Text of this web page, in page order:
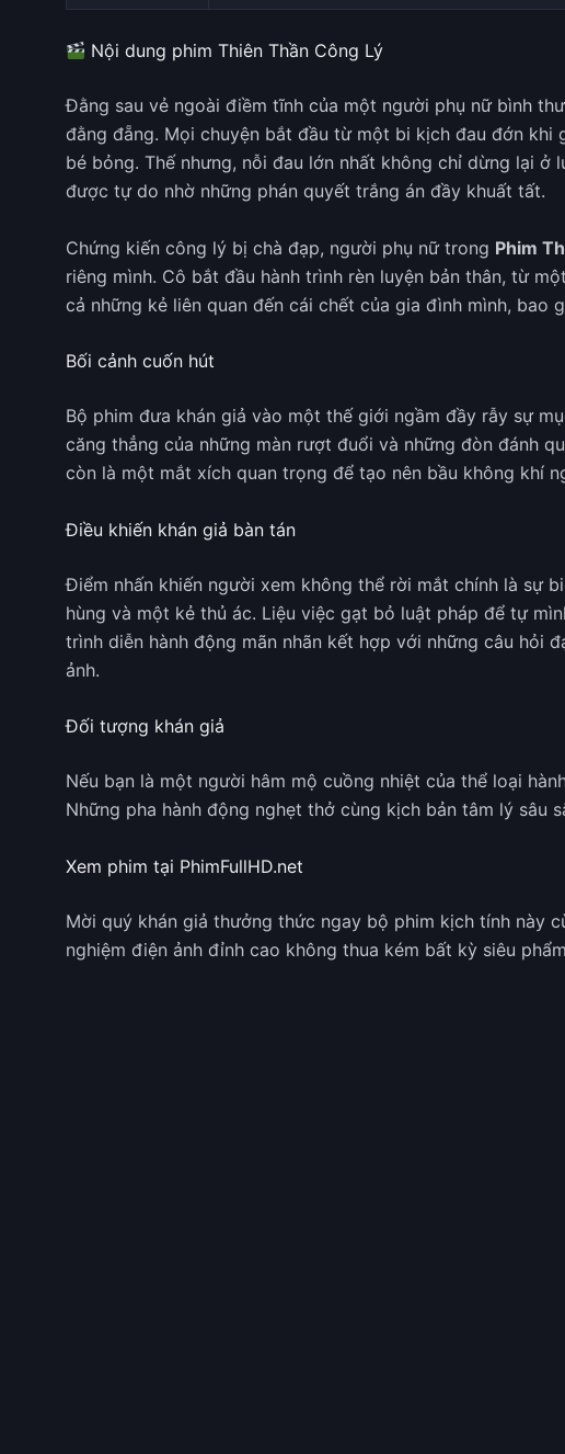
Nội dung phim Thiên Thần Công Lý
Đằng sau vẻ ngoài điềm tĩnh của một người phụ nữ bình
đằng đẵng. Mọi chuyện bắt đầu từ một bi kịch đau đớn
bé bỏng. Thế nhưng, nỗi đau lớn nhất không chỉ dừng lại
được tự do nhờ những phán quyết trắng án đầy khuất tất.
Chứng kiến công lý bị chà đạp, người phụ nữ trong Phim
riêng mình. Cô bắt đầu hành trình rèn luyện bản thân, từ
cả những kẻ liên quan đến cái chết của gia đình mình,
Bối cảnh cuốn hút
Bộ phim đưa khán giả vào một thế giới ngầm đầy rẫy sự
căng thẳng của những màn rượt đuổi và những đòn đánh
còn là một mắt xích quan trọng để tạo nên bầu không khí
Điều khiến khán giả bàn tán
Điểm nhấn khiến người xem không thể rời mắt chính là sự
hùng và một kẻ thủ ác. Liệu việc gạt bỏ luật pháp để tự
trình diễn hành động mãn nhãn kết hợp với những câu hỏi
ảnh.
Đối tượng khán giả
Nếu bạn là một người hâm mộ cuồng nhiệt của thể loại
Những pha hành động nghẹt thở cùng kịch bản tâm lý sâu
Xem phim tại PhimFullHD.net
Mời quý khán giả thưởng thức ngay bộ phim kịch tính này
nghiệm điện ảnh đỉnh cao không thua kém bất kỳ siêu